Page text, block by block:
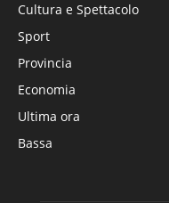
Cultura e Spettacolo
Sport
Provincia
Economia
Ultima ora
Bassa